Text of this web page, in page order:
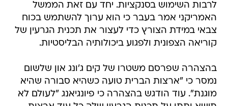
לרבות השימוש בסנקציות. יחד עם זאת הממשל
האמריקני אמר בעבר כי הוא ערוך להשתמש בכוח
צבאי במידת הצורץ כדי לעצור את תכנית הגרעין של
קוריאה הצפונית ולפגוע ביכולותיה הבליסטיות.
בהצהרה שפרסם משטרו של קים ג'ונג און שלשום
נמסר כי "ארצות הברית טועה כשהיא סבורה שהיא
מוגנת". עוד הודגש בהצהרה כי פיונגיאנג "לעולם לא